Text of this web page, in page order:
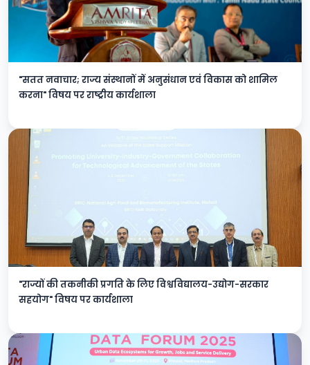
"सतत नवाचार; राज्य संस्थानों में अनुसंधान एवं विकास को शामिल
करना" विषय पर राष्ट्रीय कार्यशाला
"राज्यों की तकनीकी प्रगति के लिए विश्वविद्यालय-उद्योग-सरकार
सहयोग" विषय पर कार्यशाला